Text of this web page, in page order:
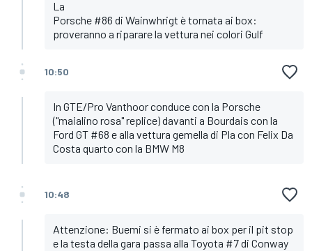
La
Porsche #86 di Wainwhrigt è tornata ai box:
proveranno a riparare la vettura nei colori Gulf
10:50
In GTE/Pro Vanthoor conduce con la Porsche
("maialino rosa" replice) davanti a Bourdais con la
Ford GT #68 e alla vettura gemella di Pla con Felix Da
Costa quarto con la BMW M8
10:48
Attenzione: Buemi si è fermato ai box per il pit stop
e la testa della gara passa alla Toyota #7 di Conway